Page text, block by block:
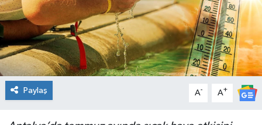
Paylaş A- A+
Sağlık
Spor
Turizm